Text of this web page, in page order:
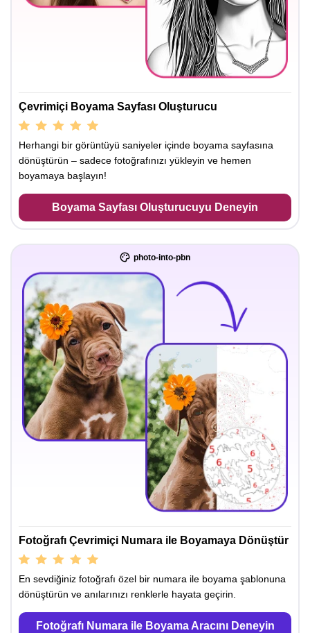
Çevrimiçi Boyama Sayfası Oluşturucu
Herhangi bir görüntüyü saniyeler içinde boyama sayfasına
dönüştürün – sadece fotoğrafınızı yükleyin ve hemen
boyamaya başlayın!
Boyama Sayfası Oluşturucuyu Deneyin
photo-into-pbn
Fotoğrafı Çevrimiçi Numara ile Boyamaya Dönüştür
En sevdiğiniz fotoğrafı özel bir numara ile boyama şablonuna
dönüştürün ve anılarınızı renklerle hayata geçirin.
Fotoğrafı Numara ile Boyama Aracını Deneyin